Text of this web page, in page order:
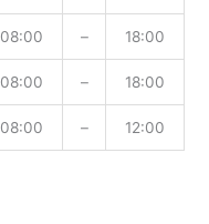
08:00 – 18:00
08:00 – 18:00
08:00 – 12:00